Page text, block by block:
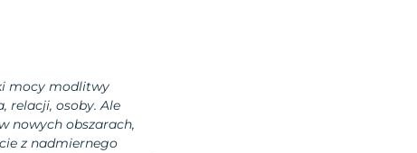
mocy modlitwy
relacji, osoby. Ale
nowych obszarach,
z nadmiernego